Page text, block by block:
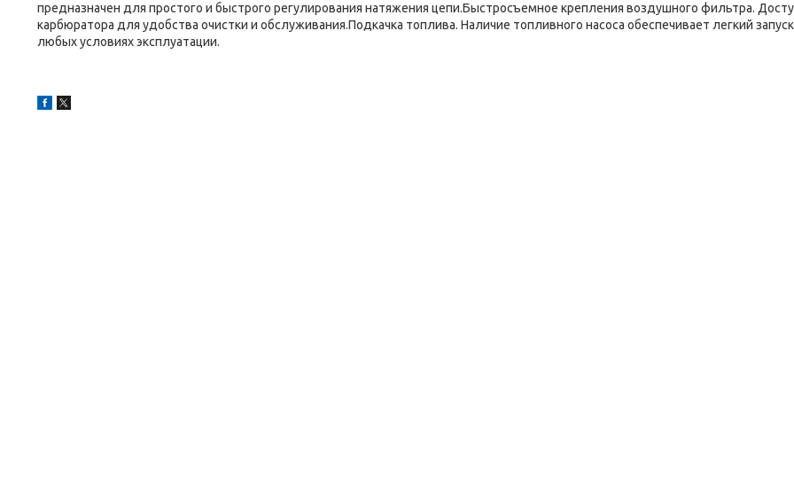
предназначен для простого и быстрого регулирования натяжения цепи.Быстросъемное крепления воздушного фильтра.
карбюратора для удобства очистки и обслуживания.Подкачка топлива. Наличие топливного насоса обеспечивает легкий
любых условиях эксплуатации.